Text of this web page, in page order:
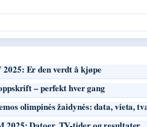
2025: Er den verdt å kjøpe
– perfekt hver gang
olimpinės žaidynės: data, vieta,